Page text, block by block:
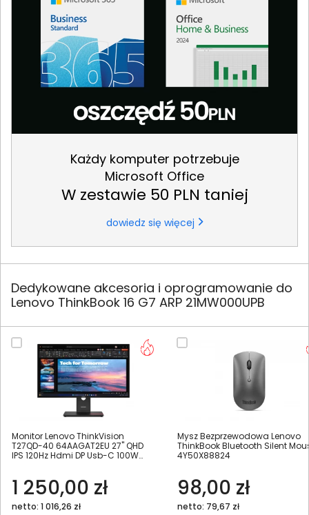
Każdy komputer potrzebuje
Microsoft Office
W zestawie 50 PLN taniej
dowiedz się więcej
Dedykowane akcesoria i oprogramowanie do
Lenovo ThinkBook 16 G7 ARP 21MW000UPB
Monitor Lenovo ThinkVision
T27QD-40 64AAGAT2EU 27" QHD
IPS 120Hz Hdmi DP Usb-C 100W
1 250,00 zł
netto: 1 016,26 zł
Mysz Bezprzewodowa Lenovo
ThinkBook Bluetooth Silent
4Y50X88824
98,00 zł
netto: 79,67 zł